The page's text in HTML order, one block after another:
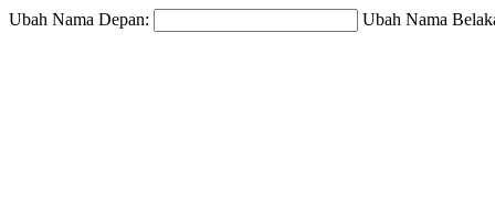
Ubah Nama Depan: Ubah Nama